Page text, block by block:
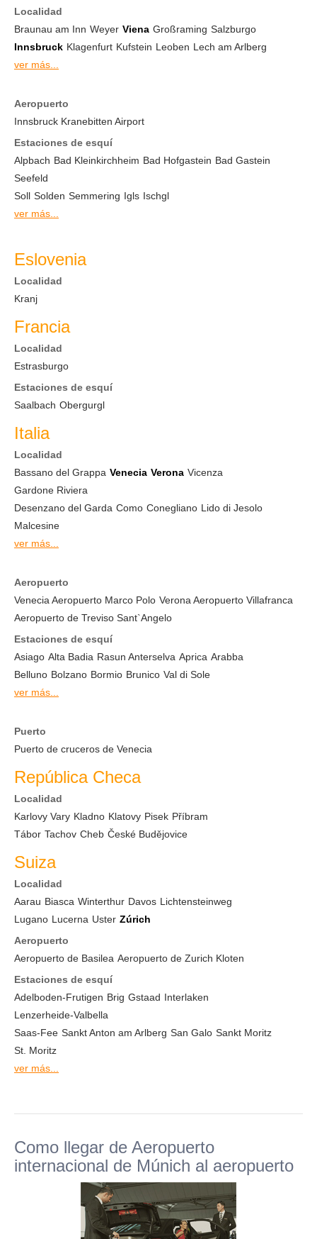
Localidad
Braunau am Inn Weyer Viena Großraming Salzburgo
Innsbruck Klagenfurt Kufstein Leoben Lech am Arlberg
ver más...
Aeropuerto
Innsbruck Kranebitten Airport
Estaciones de esquí
Alpbach Bad Kleinkirchheim Bad Hofgastein Bad Gastein
Seefeld
Soll Solden Semmering Igls Ischgl
ver más...
Eslovenia
Localidad
Kranj
Francia
Localidad
Estrasburgo
Estaciones de esquí
Saalbach Obergurgl
Italia
Localidad
Bassano del Grappa Venecia Verona Vicenza
Gardone Riviera
Desenzano del Garda Como Conegliano Lido di Jesolo
Malcesine
ver más...
Aeropuerto
Venecia Aeropuerto Marco Polo Verona Aeropuerto Villafranca
Aeropuerto de Treviso Sant`Angelo
Estaciones de esquí
Asiago Alta Badia Rasun Anterselva Aprica Arabba
Belluno Bolzano Bormio Brunico Val di Sole
ver más...
Puerto
Puerto de cruceros de Venecia
República Checa
Localidad
Karlovy Vary Kladno Klatovy Pisek Příbram
Tábor Tachov Cheb České Budějovice
Suiza
Localidad
Aarau Biasca Winterthur Davos Lichtensteinweg
Lugano Lucerna Uster Zúrich
Aeropuerto
Aeropuerto de Basilea Aeropuerto de Zurich Kloten
Estaciones de esquí
Adelboden-Frutigen Brig Gstaad Interlaken
Lenzerheide-Valbella
Saas-Fee Sankt Anton am Arlberg San Galo Sankt Moritz
St. Moritz
ver más...
Como llegar de Aeropuerto
internacional de Múnich al aeropuerto